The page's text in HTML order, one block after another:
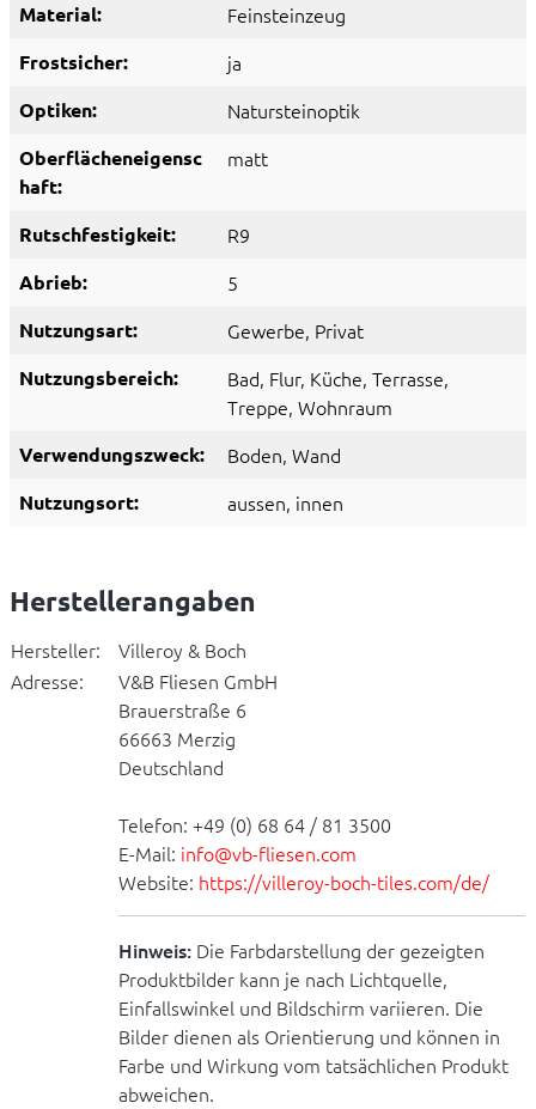
Material: Feinsteinzeug
Frostsicher: ja
Optiken: Natursteinoptik
Oberflächeneigensc
haft:
matt
Rutschfestigkeit: R9
Abrieb: 5
Nutzungsart: Gewerbe, Privat
Nutzungsbereich: Bad, Flur, Küche, Terrasse,
Treppe, Wohnraum
Verwendungszweck: Boden, Wand
Nutzungsort: aussen, innen
Herstellerangaben
Hersteller:
Villeroy & Boch
Adresse:
V&B Fliesen GmbH
Brauerstraße 6
66663 Merzig
Deutschland
Telefon: +49 (0) 68 64 / 81 3500
E-Mail: info@vb-fliesen.com
Website: https://villeroy-boch-tiles.com/de/
Hinweis: Die Farbdarstellung der gezeigten
Produktbilder kann je nach Lichtquelle,
Einfallswinkel und Bildschirm variieren. Die
Bilder dienen als Orientierung und können in
Farbe und Wirkung vom tatsächlichen Produkt
abweichen.